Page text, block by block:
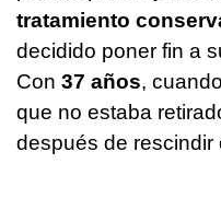
tratamiento
decidido poner fin a
Con 37 años,
que no estaba
después de rescindir